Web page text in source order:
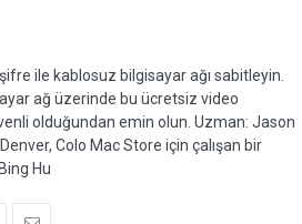
ile kablosuz bilgisayar ağı sabitleyin.
ağ üzerinde bu ücretsiz video
olduğundan emin olun. Uzman: Jason
Colo Mac Store için çalışan bir
Hu